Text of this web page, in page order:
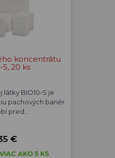
koncentrátu
S, 20 ks
látky BIO10-S je
pachových bariér
pred…
€
AKO 5 KS